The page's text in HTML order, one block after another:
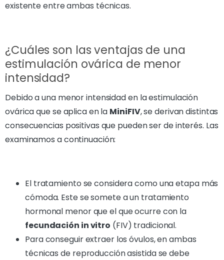
existente entre ambas técnicas.
¿Cuáles son las ventajas de una
estimulación ovárica de menor
intensidad?
Debido a una menor intensidad en la estimulación
ovárica que se aplica en la MiniFIV, se derivan distintas
consecuencias positivas que pueden ser de interés. Las
examinamos a continuación:
El tratamiento se considera como una etapa más
cómoda. Este se somete a un tratamiento
hormonal menor que el que ocurre con la
fecundación in vitro (FIV) tradicional.
Para conseguir extraer los óvulos, en ambas
técnicas de reproducción asistida se debe